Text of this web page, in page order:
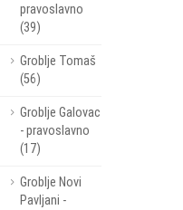
pravoslavno
(39)
Groblje Tomaš
(56)
Groblje Galovac
- pravoslavno
(17)
Groblje Novi
Pavljani -